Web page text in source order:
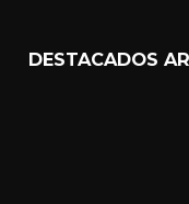
DESTACADOS